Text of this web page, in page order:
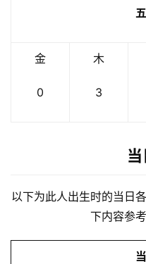
金
0
木
3
以下为此人出生时的当日
下内容参